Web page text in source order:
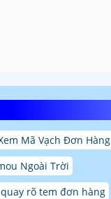
Mã Vạch Đơn Hàng
Ngoài Trời
rõ tem đơn hàng